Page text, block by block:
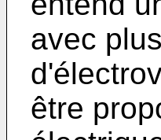
avec
être